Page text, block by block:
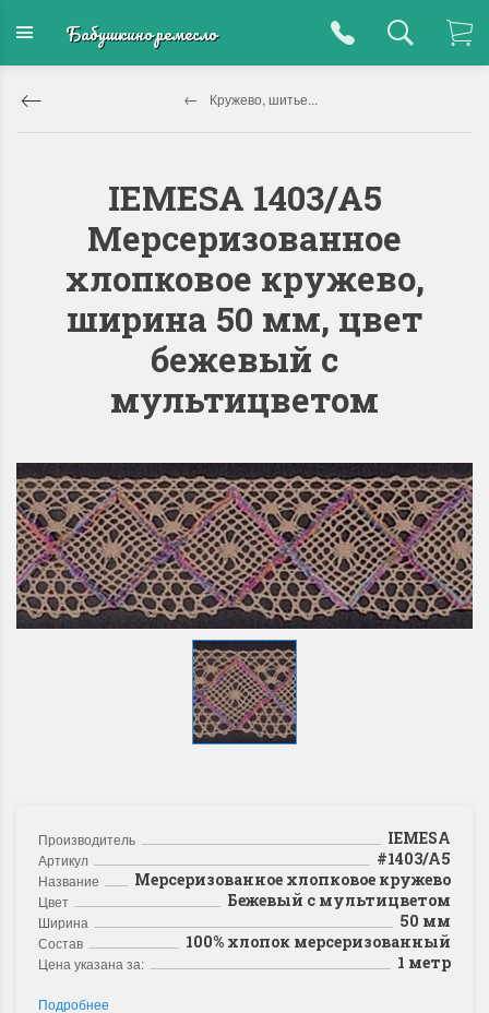
Бабушкино ремесло
Кружево, шитье...
IEMESA 1403/A5
Мерсеризованное
хлопковое кружево,
ширина 50 мм, цвет
бежевый с
мультицветом
Производитель IEMESA
Артикул #1403/A5
Название Мерсеризованное хлопковое кружево
Цвет Бежевый с мультицветом
Ширина 50 мм
Состав 100% хлопок мерсеризованный
Цена указана за: 1 метр
Подробнее